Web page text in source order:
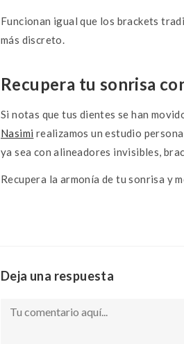
Funcionan igual que los brackets
más discreto.
Recupera tu sonrisa
Si notas que tus dientes se han
Nasimi realizamos un estudio
ya sea con alineadores invisibles,
Recupera la armonía de tu sonrisa y
Deja una respuesta